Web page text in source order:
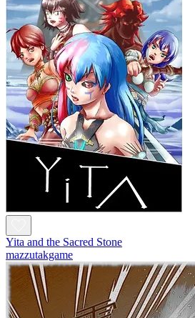
Yita and the Sacred Stone
mazzutakgame